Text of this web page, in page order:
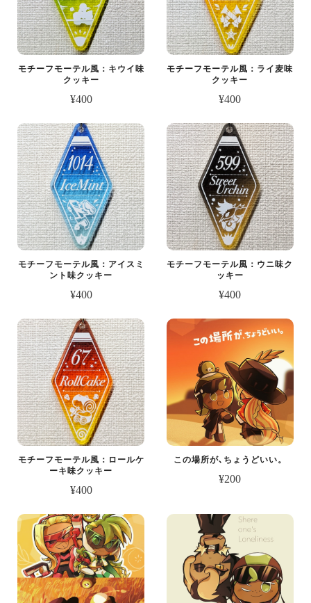
モチーフモーテル風：キウイ味
クッキー
¥400
モチーフモーテル風：ライ麦味
クッキー
¥400
モチーフモーテル風：アイスミ
ント味クッキー
¥400
モチーフモーテル風：ウニ味ク
ッキー
¥400
モチーフモーテル風：ロールケ
ーキ味クッキー
¥400
この場所が､ちょうどいい。
¥200